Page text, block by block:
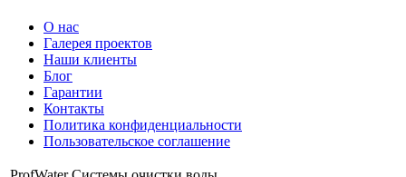
О нас
Галерея проектов
Наши клиенты
Блог
Гарантии
Контакты
Политика конфиденциальности
Пользовательское соглашение